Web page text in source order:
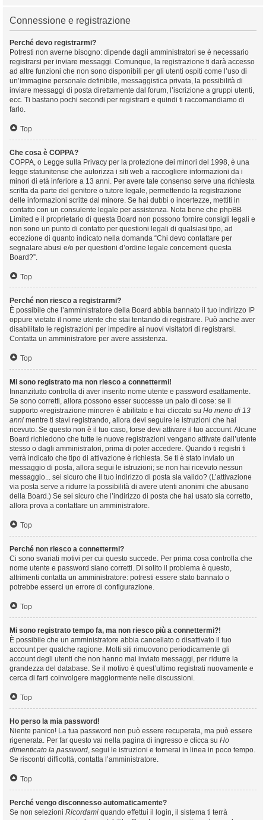
Connessione e registrazione
Perché devo registrarmi?
Potresti non averne bisogno: dipende dagli amministratori se è necessario
registrarsi per inviare messaggi. Comunque, la registrazione ti darà accesso
ad altre funzioni che non sono disponibili per gli utenti ospiti come l’uso di
un’immagine personale definibile, messaggistica privata, la possibilità di
inviare messaggi di posta direttamente dal forum, l’iscrizione a gruppi utenti,
ecc. Ti bastano pochi secondi per registrarti e quindi ti raccomandiamo di
farlo.
Top
Che cosa è COPPA?
COPPA, o Legge sulla Privacy per la protezione dei minori del 1998, è una
legge statunitense che autorizza i siti web a raccogliere informazioni da i
minori di età inferiore a 13 anni. Per avere tale consenso serve una richiesta
scritta da parte del genitore o tutore legale, permettendo la registrazione
delle informazioni scritte dal minore. Se hai dubbi o incertezze, mettiti in
contatto con un consulente legale per assistenza. Nota bene che phpBB
Limited e il proprietario di questa Board non possono fornire consigli legali e
non sono un punto di contatto per questioni legali di qualsiasi tipo, ad
eccezione di quanto indicato nella domanda “Chi devo contattare per
segnalare abusi e/o per questioni d’ordine legale concernenti questa
Board?”.
Top
Perché non riesco a registrarmi?
È possibile che l’amministratore della Board abbia bannato il tuo indirizzo IP
oppure vietato il nome utente che stai tentando di registrare. Può anche aver
disabilitato le registrazioni per impedire ai nuovi visitatori di registrarsi.
Contatta un amministratore per avere assistenza.
Top
Mi sono registrato ma non riesco a connettermi!
Innanzitutto controlla di aver inserito nome utente e password esattamente.
Se sono corretti, allora possono esser successe un paio di cose: se il
supporto «registrazione minore» è abilitato e hai cliccato su Ho meno di 13
anni mentre ti stavi registrando, allora devi seguire le istruzioni che hai
ricevuto. Se questo non è il tuo caso, forse devi attivare il tuo account. Alcune
Board richiedono che tutte le nuove registrazioni vengano attivate dall’utente
stesso o dagli amministratori, prima di poter accedere. Quando ti registri ti
verrà indicato che tipo di attivazione è richiesta. Se ti è stato inviato un
messaggio di posta, allora segui le istruzioni; se non hai ricevuto nessun
messaggio... sei sicuro che il tuo indirizzo di posta sia valido? (L’attivazione
via posta serve a ridurre la possibilità di avere utenti anonimi che abusano
della Board.) Se sei sicuro che l’indirizzo di posta che hai usato sia corretto,
allora prova a contattare un amministratore.
Top
Perché non riesco a connettermi?
Ci sono svariati motivi per cui questo succede. Per prima cosa controlla che
nome utente e password siano corretti. Di solito il problema è questo,
altrimenti contatta un amministratore: potresti essere stato bannato o
potrebbe esserci un errore di configurazione.
Top
Mi sono registrato tempo fa, ma non riesco più a connettermi?!
È possibile che un amministratore abbia cancellato o disattivato il tuo
account per qualche ragione. Molti siti rimuovono periodicamente gli
account degli utenti che non hanno mai inviato messaggi, per ridurre la
grandezza del database. Se il motivo è quest’ultimo registrati nuovamente e
cerca di farti coinvolgere maggiormente nelle discussioni.
Top
Ho perso la mia password!
Niente panico! La tua password non può essere recuperata, ma può essere
rigenerata. Per far questo vai nella pagina di ingresso e clicca su Ho
dimenticato la password, segui le istruzioni e tornerai in linea in poco tempo.
Se riscontri difficoltà, contatta l’amministratore.
Top
Perché vengo disconnesso automaticamente?
Se non selezioni Ricordami quando effettui il login, il sistema ti terrà